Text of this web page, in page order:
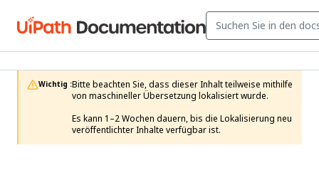
Wichtig :Bitte beachten Sie, dass dieser Inhalt teilweise mithilfe
von maschineller Übersetzung lokalisiert wurde.
Es kann 1–2 Wochen dauern, bis die Lokalisierung neu
veröffentlichter Inhalte verfügbar ist.